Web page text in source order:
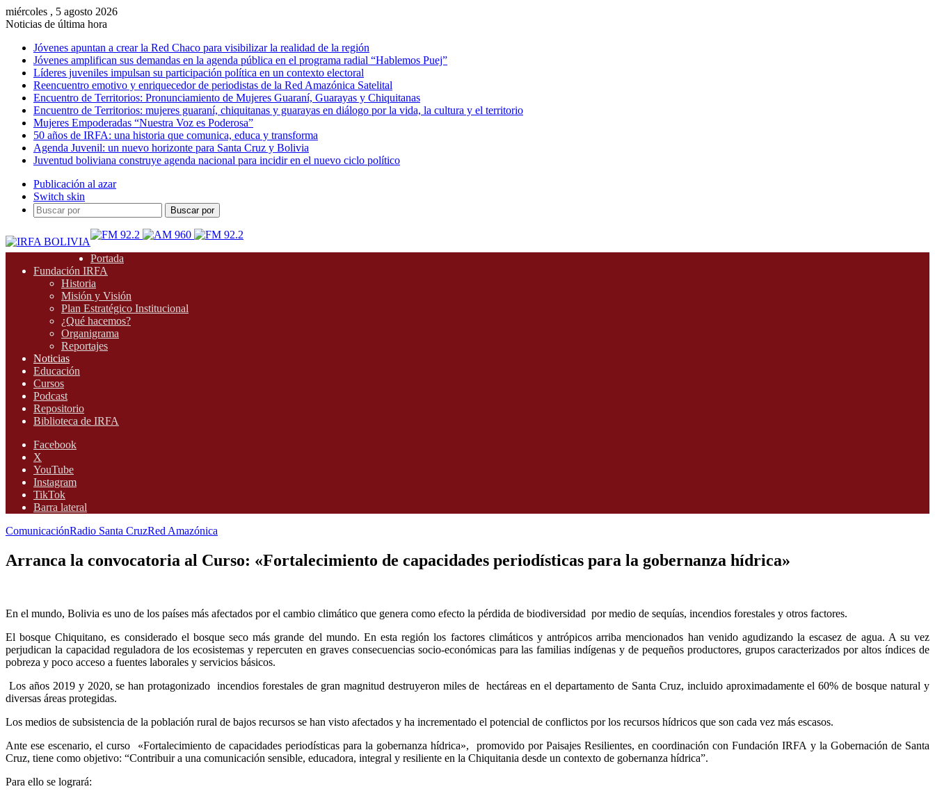
miércoles , 5 agosto 2026
Noticias de última hora
Jóvenes apuntan a crear la Red Chaco para visibilizar la realidad de la región
Jóvenes amplifican sus demandas en la agenda pública en el programa radial “Hablemos Puej”
Líderes juveniles impulsan su participación política en un contexto electoral
Reencuentro emotivo y enriquecedor de periodistas de la Red Amazónica Satelital
Encuentro de Territorios: Pronunciamiento de Mujeres Guaraní, Guarayas y Chiquitanas
Encuentro de Territorios: mujeres guaraní, chiquitanas y guarayas en diálogo por la vida, la cultura y el territorio
Mujeres Empoderadas “Nuestra Voz es Poderosa”
50 años de IRFA: una historia que comunica, educa y transforma
Agenda Juvenil: un nuevo horizonte para Santa Cruz y Bolivia
Juventud boliviana construye agenda nacional para incidir en el nuevo ciclo político
Publicación al azar
Switch skin
Buscar por
Portada
Fundación IRFA
Historia
Misión y Visión
Plan Estratégico Institucional
¿Qué hacemos?
Organigrama
Reportajes
Noticias
Educación
Cursos
Podcast
Repositorio
Biblioteca de IRFA
Facebook
X
YouTube
Instagram
TikTok
Barra lateral
ComunicaciónRadio Santa CruzRed Amazónica
Arranca la convocatoria al Curso: «Fortalecimiento de capacidades periodísticas para la gobernanza hídrica»
En el mundo, Bolivia es uno de los países más afectados por el cambio climático que genera como efecto la pérdida de biodiversidad por medio de sequías, incendios forestales y otros factores.
El bosque Chiquitano, es considerado el bosque seco más grande del mundo. En esta región los factores climáticos y antrópicos arriba mencionados han venido agudizando la escasez de agua. A su vez
perjudican la capacidad reguladora de los ecosistemas y repercuten en graves consecuencias socio-económicas para las familias indígenas y de pequeños productores, grupos caracterizados por altos índices de
pobreza y poco acceso a fuentes laborales y servicios básicos.
Los años 2019 y 2020, se han protagonizado incendios forestales de gran magnitud destruyeron miles de hectáreas en el departamento de Santa Cruz, incluido aproximadamente el 60% de bosque natural y
diversas áreas protegidas.
Los medios de subsistencia de la población rural de bajos recursos se han visto afectados y ha incrementado el potencial de conflictos por los recursos hídricos que son cada vez más escasos.
Ante ese escenario, el curso «Fortalecimiento de capacidades periodísticas para la gobernanza hídrica», promovido por Paisajes Resilientes, en coordinación con Fundación IRFA y la Gobernación de Santa
Cruz, tiene como objetivo: “Contribuir a una comunicación sensible, educadora, integral y resiliente en la Chiquitania desde un contexto de gobernanza hídrica”.
Para ello se logrará: